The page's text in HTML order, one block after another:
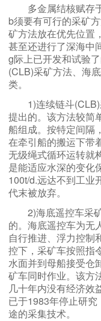
多金属结核赋存于
b须要有可行的采矿
矿方法放在优先位置
甚至还进行了深海中
g际上已开发和试验
(CLB)采矿方法、海
类。
1)连续链斗(CLB)
提出的。该方法较简
船组成。按特定间隔
在牵引船的搬运下带
无级绳式循环运转就
是能适应水深的变化
100t/d.远达不到工业
代末被放弃。
2)海底遥控车采矿
的。海底遥控车为无
自行推进、浮力控制
控下，采矿车按照指
水面并到母船接受仓
矿车同时作业。该方
几十年内没有经济效
已于1983年停止研
途的采集技术。